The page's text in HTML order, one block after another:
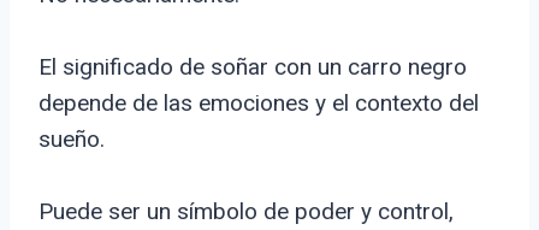
El significado de soñar con un carro negro
depende de las emociones y el contexto del
sueño.
Puede ser un símbolo de poder y control,